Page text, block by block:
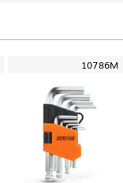
10786M